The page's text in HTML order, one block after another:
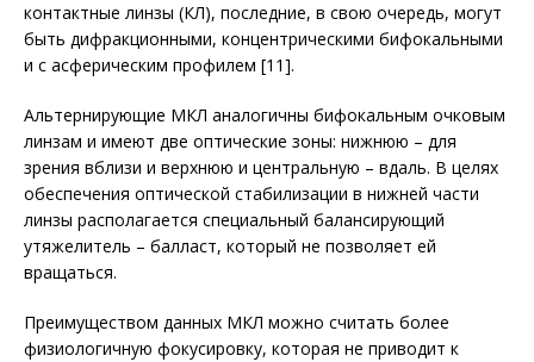
контактные линзы (КЛ), последние, в свою очередь, могут
быть дифракционными, концентрическими бифокальными
и с асферическим про­филем [11].
Альтернирующие МКЛ аналогичны бифокальным очковым
линзам и имеют две оптические зоны: нижнюю – для
зрения вблизи и верхнюю и центральную – вдаль. В целях
обеспечения оптической стабилизации в нижней части
линзы располагается специальный балансирующий
утяжелитель – балласт, который не позволяет ей
вращаться.
Преимуществом данных МКЛ можно считать более
физиологичную фокусировку, которая не приводит к